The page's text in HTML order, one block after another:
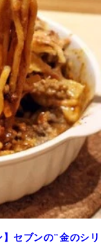
】セブンの"金のシリ